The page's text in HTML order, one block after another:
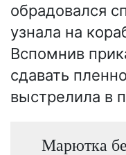
обрадовался
узнала на
Вспомнив
сдавать
выстрелила в
Марютка